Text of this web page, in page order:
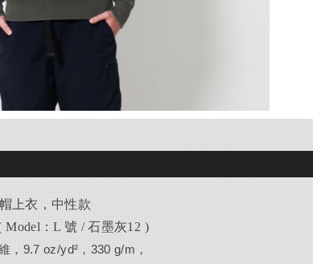
上衣，中性款
Model：L 號 / 石墨灰12 )
，9.7 oz/yd²，330 g/m，